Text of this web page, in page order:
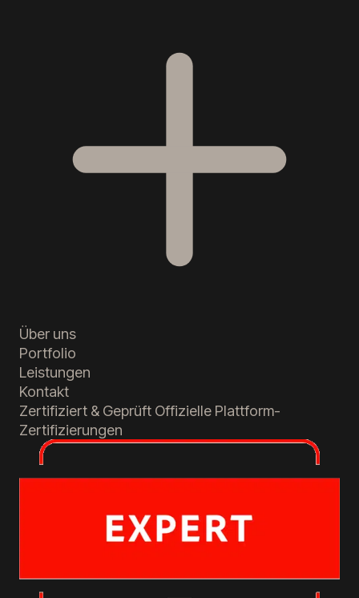
Über uns
Portfolio
Leistungen
Kontakt
Zertifiziert & Geprüft Offizielle Plattform-
Zertifizierungen